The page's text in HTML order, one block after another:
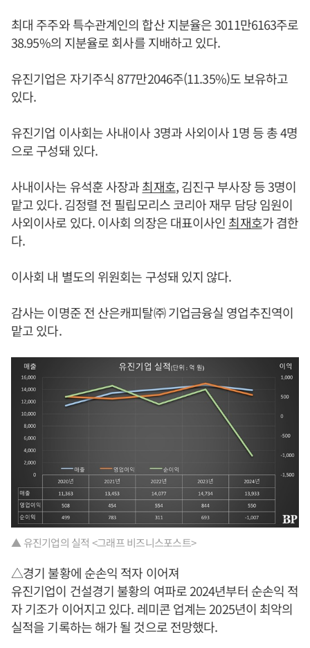
최대 주주와 특수관계인의 합산 지분율은 3011만6163주로
38.95%의 지분율로 회사를 지배하고 있다.
유진기업은 자기주식 877만2046주(11.35%)도 보유하고
있다.
유진기업 이사회는 사내이사 3명과 사외이사 1명 등 총 4명
으로 구성돼 있다.
사내이사는 유석훈 사장과최재호, 김진구 부사장 등 3명이
맡고 있다. 김정렬 전 필립모리스 코리아 재무 담당 임원이
사외이사로 있다. 이사회 의장은 대표이사인 최재호가 겸한
다.
이사회 내 별도의 위원회는 구성돼 있지 않다.
감사는 이명준 전 산은캐피탈㈜ 기업금융실 영업추진역이
맡고 있다.
▲ 유진기업의 실적 <그래프 비즈니스포스트>
△경기 불황에 순손익 적자 이어져
유진기업이 건설경기 불황의 여파로 2024년부터 순손익 적
자 기조가 이어지고 있다. 레미콘 업계는 2025년이 최악의
실적을 기록하는 해가 될 것으로 전망했다.